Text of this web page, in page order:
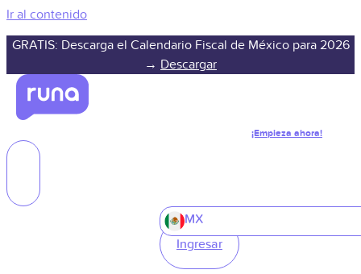
Ir al contenido
GRATIS: Descarga el Calendario Fiscal de México para 2026
→ Descargar
¡Empieza ahora!
MX
Ingresar